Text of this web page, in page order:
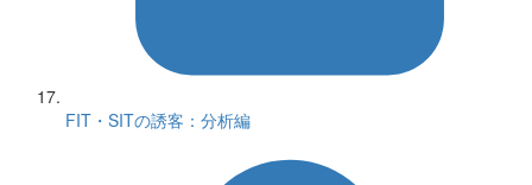
FIT・SITの誘客：分析編